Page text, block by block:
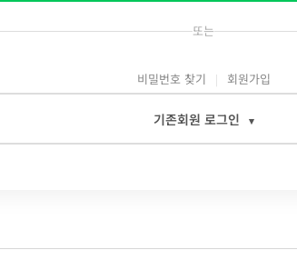
또는
비밀번호 찾기 회원가입
기존회원 로그인 ▾